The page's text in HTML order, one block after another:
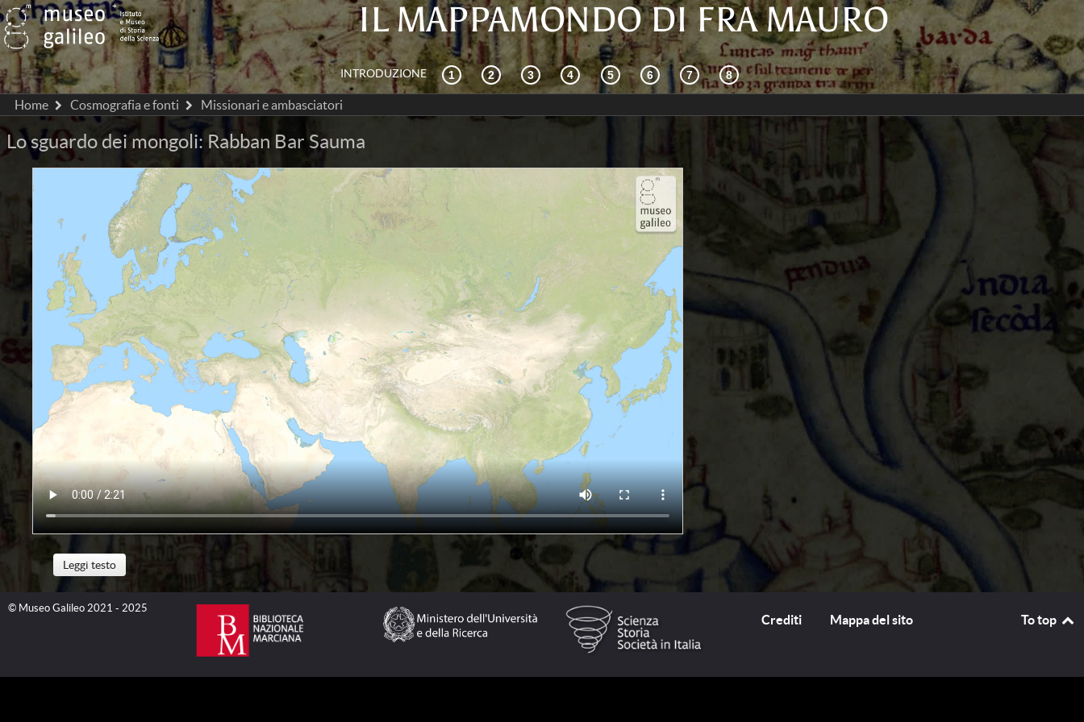
IL MAPPAMONDO DI FRA MAURO
INTRODUZIONE
Home Cosmografia e fonti Missionari e ambasciatori
Lo sguardo dei mongoli: Rabban Bar Sauma
Leggi testo
Nella seconda metà del Duecento, l’Impero Mongolo e l’Occidente cristiano attivarono una serie di scambi
diplomatici nel tentativo di pervenire a un’alleanza militare contro il comune nemico mamelucco. Da una parte
operarono i missionari francescani inviati a Khān Bālīq dal pontefice e dal re di Francia Luigi IX (ca. 1214-1270),
© Museo Galileo 2021 - 2025
Crediti Mappa del sito To top